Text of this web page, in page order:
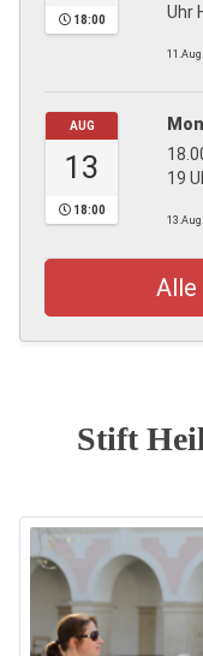
18:00
Uhr
AUG
13
18:00
19
Alle
Stift